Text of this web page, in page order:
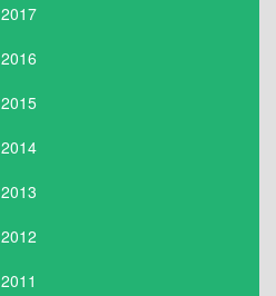
2017
2016
2015
2014
2013
2012
2011